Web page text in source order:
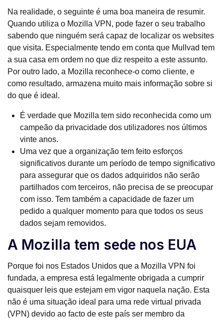
Na realidade, o seguinte é uma boa maneira de resumir.
Quando utiliza o Mozilla VPN, pode fazer o seu trabalho
sabendo que ninguém será capaz de localizar os websites
que visita. Especialmente tendo em conta que Mullvad tem
a sua casa em ordem no que diz respeito a este assunto.
Por outro lado, a Mozilla reconhece-o como cliente, e
como resultado, armazena muito mais informação sobre si
do que é ideal.
É verdade que Mozilla tem sido reconhecida como um
campeão da privacidade dos utilizadores nos últimos
vinte anos.
Uma vez que a organização tem feito esforços
significativos durante um período de tempo significativo
para assegurar que os dados adquiridos não serão
partilhados com terceiros, não precisa de se preocupar
com isso. Tem também a capacidade de fazer um
pedido a qualquer momento para que todos os seus
dados sejam removidos.
A Mozilla tem sede nos EUA
Porque foi nos Estados Unidos que a Mozilla VPN foi
fundada, a empresa está legalmente obrigada a cumprir
quaisquer leis que estejam em vigor naquela nação. Esta
não é uma situação ideal para uma rede virtual privada
(VPN) devido ao facto de este país ser membro da